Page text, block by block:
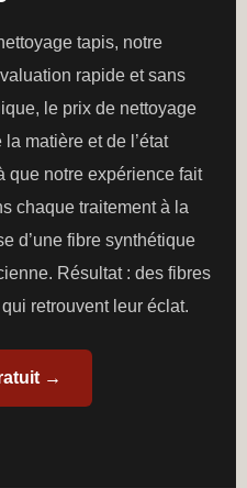
tapis, notre
rapide et sans
le prix de nettoyage
matière et de l’état
que notre expérience fait
chaque traitement à la
d’une fibre synthétique
Résultat : des fibres
retrouvent leur éclat.
→